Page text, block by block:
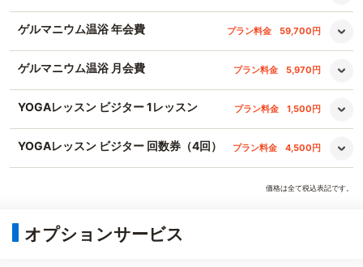
ゲルマニウム温浴 年会費 プラン料金 59,700円
ゲルマニウム温浴 月会費 プラン料金 5,970円
YOGAレッスン ビジター 1レッスン プラン料金 1,500円
YOGAレッスン ビジター 回数券（4回） プラン料金 4,500円
価格は全て税込表記です。
オプションサービス